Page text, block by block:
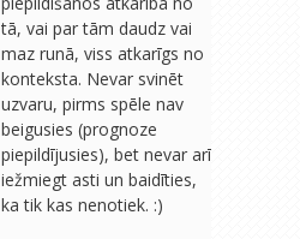
tā, vai par tām daudz vai
maz runā, viss atkarīgs no
konteksta. Nevar svinēt
uzvaru, pirms spēle nav
beigusies (prognoze
piepildījusies), bet nevar arī
iežmiegt asti un baidīties,
ka tik kas nenotiek. :)